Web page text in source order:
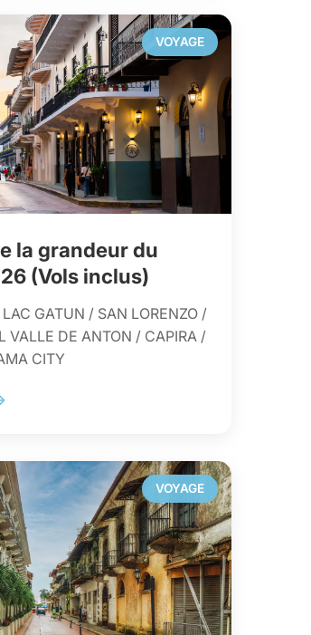
VOYAGE
la grandeur du
(Vols inclus)
GATUN / SAN LORENZO /
VALLE DE ANTON / CAPIRA /
CITY
VOYAGE